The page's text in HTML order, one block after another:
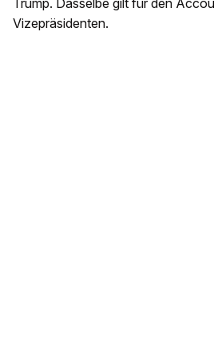
Trump. Dasselbe gilt für den
Vizepräsidenten.